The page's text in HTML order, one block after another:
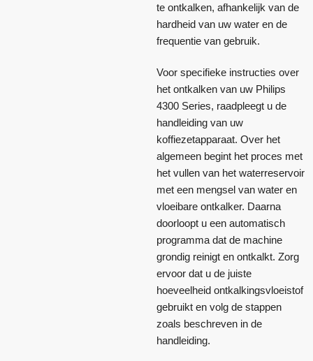
te ontkalken, afhankelijk van de
hardheid van uw water en de
frequentie van gebruik.
Voor specifieke instructies over
het ontkalken van uw Philips
4300 Series, raadpleegt u de
handleiding van uw
koffiezetapparaat. Over het
algemeen begint het proces met
het vullen van het waterreservoir
met een mengsel van water en
vloeibare ontkalker. Daarna
doorloopt u een automatisch
programma dat de machine
grondig reinigt en ontkalkt. Zorg
ervoor dat u de juiste
hoeveelheid ontkalkingsvloeistof
gebruikt en volg de stappen
zoals beschreven in de
handleiding.